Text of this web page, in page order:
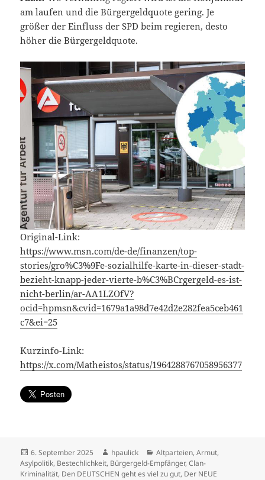
am laufen und die Bürgergeldquote gering. Je
größer der Einfluss der SPD beim regieren, desto
höher die Bürgergeldquote.
Original-Link:
https://www.msn.com/de-de/finanzen/top-
stories/gro%C3%9Fe-sozialhilfe-karte-in-dieser-stadt-
bezieht-knapp-jeder-vierte-b%C3%BCrgergeld-es-ist-
nicht-berlin/ar-AA1LZOfV?
ocid=hpmsn&cvid=1679a1a98d7e42d2e282fea5ceb461
c7&ei=25
Kurzinfo-Link:
https://x.com/Matheistos/status/1964288767058956377
Veröffentlicht
am
6. September 2025 Autor
hpaulick Kategorien
Altparteien,Armut,
Asylpolitik, Bestechlichkeit, Bürgergeld-Empfänger,Clan-
Kriminalität, Den DEUTSCHEN geht es viel zu gut, Der NEUE